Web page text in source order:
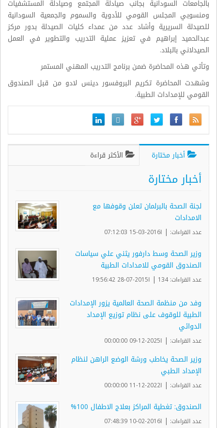
بالجامعات السودانية بجانب صيادلة المجتمع وصيادلة المستشفيات
ومنسوبي المجلس القومي للأدوية والسموم والجمعية السودانية
للصيدلة السريرية وأشاد عدد من عمداء كليات الصيدلة بدور مركز
عبدالحميد إبراهيم في تعزيز عملية التدريب والتطوير في العمل
الصيدلاني بالبلاد.
وتأتي هذه المحاضرة ضمن برنامج التدريب المهني المستمر
وشهدت المحاضرة تكريم البروفسور دينس لادو من قبل الصندوق
القومي للإمدادات الطبية.
أخبار مختارة الأكثر قراءة
أخبار مختارة
لجنة الصحة بالبرلمان تعلن وقوفها مع
الامدادات
عدد القراءات: | ا2016-03-15 07:12:03
وزير الصحة وسط دارفور يثني علي سياسات
الصندوق القومي للامدادات الطبية
عدد القراءات: 134 | ا2015-07-28 19:56:42
وفد من منظمة الصحة العالمية يزور الإمدادات
الطبية للوقوف على نظام توزيع الإمداد
الدوائي
عدد القراءات: | ا2025-12-09 00:00:00
وزير الصحة يخاطب ورشة الوضع الراهن لنظام
الإمداد الطبي
عدد القراءات: | ا2022-12-11 00:00:00
الصندوق: تغطية المراكز بعلاج الاطفال 100%
عدد القراءات: | ا2016-02-10 07:48:39